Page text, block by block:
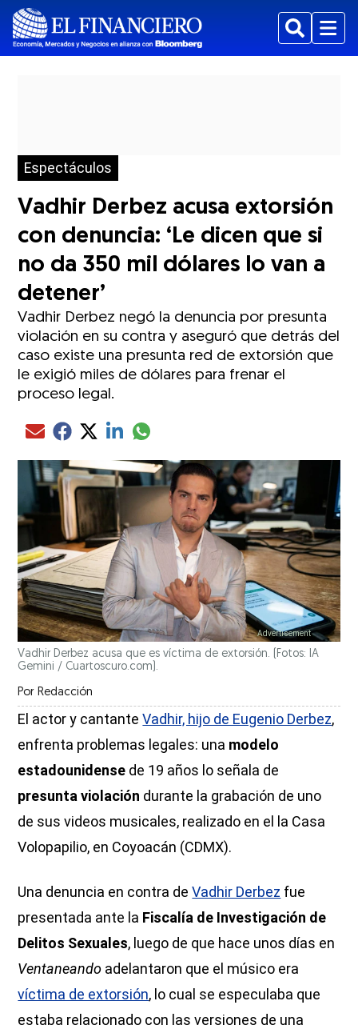
BuscarMenu
Espectáculos
Vadhir Derbez acusa extorsión
con denuncia: ‘Le dicen que si
no da 350 mil dólares lo van a
detener’
Vadhir Derbez negó la denuncia por presunta
violación en su contra y aseguró que detrás del
caso existe una presunta red de extorsión que
le exigió miles de dólares para frenar el
proceso legal.
Compartir el artículo actual mediante Email
Compartir el artículo actual mediante Facebook
Compartir el artículo actual mediante Twitter
Compartir el artículo actual mediante LinkedIn
Compartir el artículo actual mediante
Vadhir Derbez acusa que es víctima de extorsión. (Fotos: IA
Gemini / Cuartoscuro.com).
Por Redacción
El actor y cantanteVadhir, hijo de Eugenio Derbez,
enfrenta problemas legales: una modelo
estadounidense de 19 años lo señala de
presunta violación durante la grabación de uno
de sus videos musicales, realizado en el la Casa
Volopapilio, en Coyoacán (CDMX).
Una denuncia en contra deVadhir Derbez fue
presentada ante la Fiscalía de Investigación de
Delitos Sexuales, luego de que hace unos días en
Ventaneando adelantaron que el músico era
víctima de extorsión, lo cual se especulaba que
estaba relacionado con las versiones de una